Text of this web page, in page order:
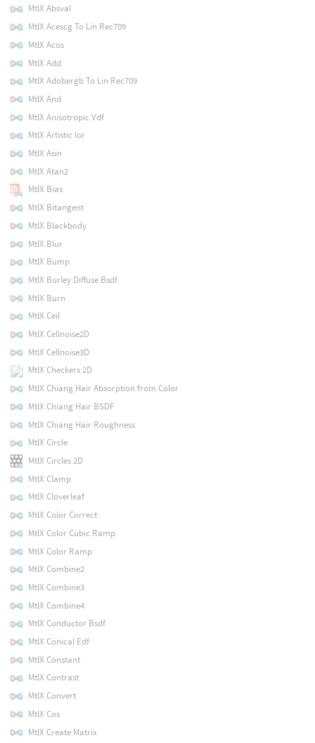
MtlX Absval
MtlX Acescg To Lin Rec709
MtlX Acos
MtlX Add
MtlX Adobergb To Lin Rec709
MtlX And
MtlX Anisotropic Vdf
MtlX Artistic Ior
MtlX Asin
MtlX Atan2
MtlX Bias
MtlX Bitangent
MtlX Blackbody
MtlX Blur
MtlX Bump
MtlX Burley Diffuse Bsdf
MtlX Burn
MtlX Ceil
MtlX Cellnoise2D
MtlX Cellnoise3D
MtlX Checkers 2D
MtlX Chiang Hair Absorption from Color
MtlX Chiang Hair BSDF
MtlX Chiang Hair Roughness
MtlX Circle
MtlX Circles 2D
MtlX Clamp
MtlX Cloverleaf
MtlX Color Correct
MtlX Color Cubic Ramp
MtlX Color Ramp
MtlX Combine2
MtlX Combine3
MtlX Combine4
MtlX Conductor Bsdf
MtlX Conical Edf
MtlX Constant
MtlX Contrast
MtlX Convert
MtlX Cos
MtlX Create Matrix